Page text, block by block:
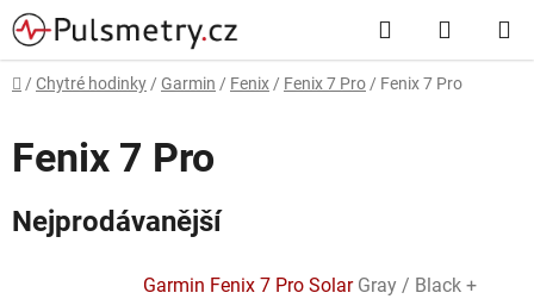
Přejít
na
obsah
Hledat
KOŠÍK
Domů
/ Chytré hodinky / Garmin / Fenix / Fenix 7 Pro / Fenix 7 Pro
Fenix 7 Pro
Nejprodávanější
Garmin Fenix 7 Pro Solar Gray / Black +